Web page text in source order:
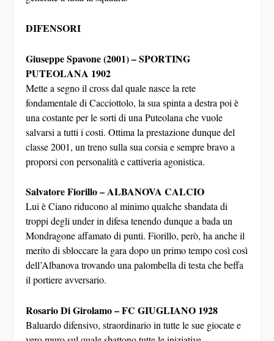
DIFENSORI
Giuseppe Spavone (2001) – SPORTING
PUTEOLANA 1902
Mette a segno il cross dal quale nasce la rete
fondamentale di Cacciottolo, la sua spinta a destra poi è
una costante per le sorti di una Puteolana che vuole
salvarsi a tutti i costi. Ottima la prestazione dunque del
classe 2001, un treno sulla sua corsia e sempre bravo a
proporsi con personalità e cattiveria agonistica.
Salvatore Fiorillo – ALBANOVA CALCIO
Lui è Ciano riducono al minimo qualche sbandata di
troppi degli under in difesa tenendo dunque a bada un
Mondragone affamato di punti. Fiorillo, però, ha anche il
merito di sbloccare la gara dopo un primo tempo così così
dell’Albanova trovando una palombella di testa che beffa
il portiere avversario.
Rosario Di Girolamo – FC GIUGLIANO 1928
Baluardo difensivo, straordinario in tutte le sue giocate e
vero muro sul quale sbattono tutte le iniziative